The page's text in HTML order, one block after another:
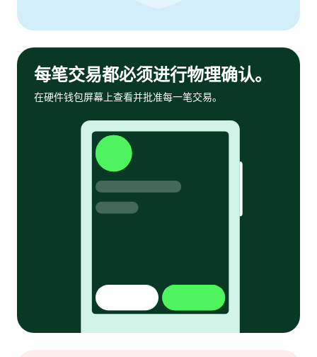
每笔交易都必须进行物理确认。
在硬件钱包屏幕上查看并批准每一笔交易。